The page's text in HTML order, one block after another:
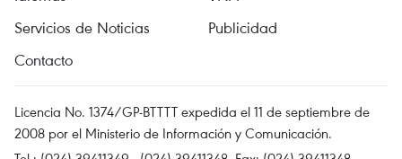
Servicios de Noticias
Publicidad
Contacto
Licencia No. 1374/GP-BTTTT expedida el 11 de septiembre de
2008 por el Ministerio de Información y Comunicación.